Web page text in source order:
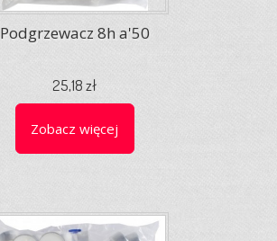
Podgrzewacz 8h a'50
25,18 zł
Zobacz więcej